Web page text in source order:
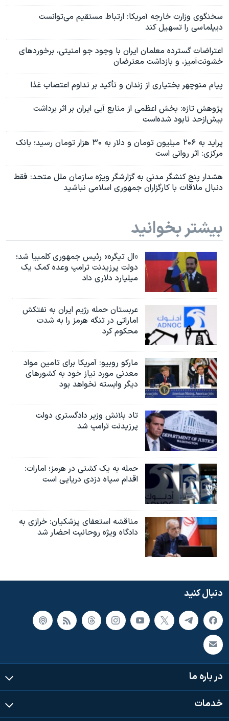
سخنگوی وزارت خارجه آمریکا: ارتباط مستقیم می‌توانست
دیپلماسی را تسهیل کند
اعتراضات گسترده معلمان ایران با وجود جو امنیتی، برخوردهای
خشونت‌آمیز، و بازداشت معترضان
پیام منوچهر بختیاری از زندان و تأکید بر تداوم اعتصاب غذا
پژوهش تازه: بخش اعظمی از منابع آبی ایران بر اثر برداشت
بیش‌ازحد نابود شده‌است
پراید به ۲۰۶ میلیون تومان و دلار به ۳۰ هزار تومان رسید؛ بانک
مرکزی: اثر روانی است
هشدار پنج کنشگر مدنی به گزارشگر ویژه سازمان ملل متحد: فقط
دنبال ملاقات با کارگزاران جمهوری اسلامی نباشید
بیشتر بخوانید
«ال تیگره» رئیس جمهوری کلمبیا شد؛
دولت پرزیدنت ترامپ وعده کمک یک
میلیارد دلاری داد
عربستان حمله رژیم ایران به نفتکش
اماراتی در تنگه هرمز را به‌ شدت
محکوم کرد
مارکو روبیو: آمریکا برای تامین مواد
معدنی مورد نیاز خود به کشورهای
دیگر وابسته نخواهد بود
تاد بلانش وزیر دادگستری دولت
پرزیدنت ترامپ شد
حمله به یک کشتی در هرمز؛ امارات:
اقدام سپاه دزدی دریایی است
مناقشه استعفای پزشکیان: خرازی به
دادگاه ویژه روحانیت احضار شد
دنبال کنید
در باره ما
خدمات